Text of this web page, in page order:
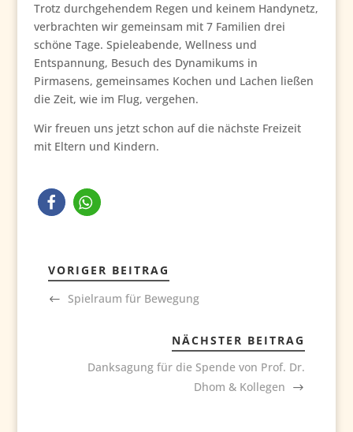
Trotz durchgehendem Regen und keinem Handynetz,
verbrachten wir gemeinsam mit 7 Familien drei
schöne Tage. Spieleabende, Wellness und
Entspannung, Besuch des Dynamikums in
Pirmasens, gemeinsames Kochen und Lachen ließen
die Zeit, wie im Flug, vergehen.
Wir freuen uns jetzt schon auf die nächste Freizeit
mit Eltern und Kindern.
VORIGER BEITRAG
Spielraum für Bewegung
NÄCHSTER BEITRAG
Danksagung für die Spende von Prof. Dr.
Dhom & Kollegen